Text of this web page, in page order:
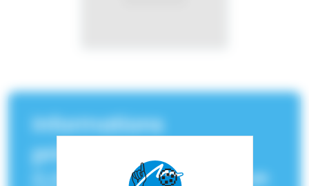
Informations
principales
Service(s) de rattachement : Neurologie